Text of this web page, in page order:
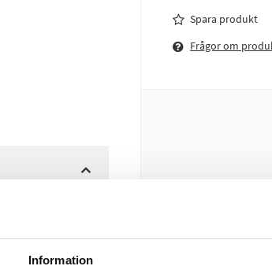
Information
Spara produkt
Frågor om
meter